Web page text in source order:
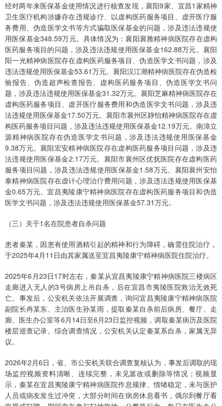
经对两年来医保基金使用情况进行核查发现，襄阳9家、宜昌1家精神
卫生医疗机构涉嫌存在违规诊疗、以虚构医药服务项目、虚开医疗服
务费用、伪造医学文书等方式骗取医保基金的问题，涉及违法违规使
用医保基金348.59万元。具体情况为：襄阳襄雅精神病医院存在虚构
医药服务项目的问题，涉及违法违规使用医保基金162.88万元。襄阳
阳一光精神病医院存在虚构医药服务项目、伪造医学文书问题，涉及
违法违规使用医保基金53.61万元。襄阳汉江潮精神病医院存在伪造检
验报告、伪造超声检查报告、虚构医药服务项目、伪造医学文书问
题，涉及违法违规使用医保基金31.32万元。襄阳芝麻精神病医院存在
虚构医药服务项目、虚开医疗服务费用和伪造医学文书问题，涉及违
法违规使用医保基金17.50万元。襄阳市襄州区静怡精神病医院存在虚
构医药服务项目问题，涉及违法违规使用医保基金12.19万元。南漳立
源精神病医院存在伪造医学文书问题，涉及违法违规使用医保基金
9.38万元。襄阳宏安精神病医院存在虚构医药服务项目问题，涉及违
法违规使用医保基金2.17万元。襄阳市襄州区优抚医院存在虚构医药
服务项目问题，涉及违法违规使用医保基金1.58万元。襄阳襄州安怡
泰精神病医院存在虚计心理治疗费用问题，涉及违法违规使用医保基
金0.65万元。宜昌夷陵康宁精神病医院存在虚构医药服务项目和伪造
医学文书问题，涉及违法违规使用医保基金57.31万元。
（三）关于1名在院患者自杀问题
患者秦某，因患有使用酒精引起的精神和行为障碍，确需住院治疗，
于2025年4月11日由其家属送至宜昌夷陵康宁精神病医院住院治疗。
2025年6月23日17时左右，秦某从宜昌夷陵康宁精神病医院三楼病区
走廊进入无人的3号病房上吊自杀，后在宜昌市夷陵医院救治无效死
亡。事发后，公安机关依法开展调查，询问宜昌夷陵康宁精神病医院
副院长冉某东、主治医生孙某雨，提取秦某自杀前后病房、餐厅、走
廊、医生办公室等6月14日至6月23日监控视频，调取秦某病历及医院
楼层巡查记录。综合调查情况，公安机关认定秦某系自杀，家属无异
议。
2026年2月6日，省、市公安机关联合调查复核认为，事发后调取的现
场监控视频资料清晰、连续完整，未见篡改或删除等情况；视频显
示，秦某在宜昌夷陵康宁精神病医院作息规律、情绪稳定，未与医护
人员或病友发生过冲突，大部分时间在病房休息看书，偶尔到餐厅看